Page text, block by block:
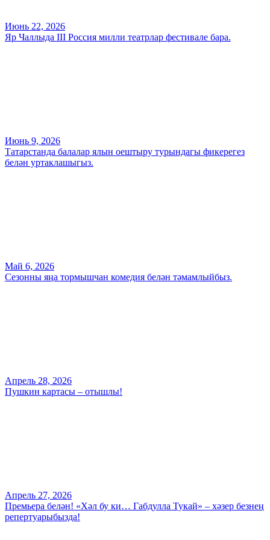
Июнь 22, 2026
Яр Чаллыда III Россия милли театрлар фестивале бара.
Июнь 9, 2026
Татарстанда балалар ялын оештыру турындагы фикерегез
белән уртаклашыгыз.
Май 6, 2026
Сезонны яңа тормышчан комедия белән тәмамлыйбыз.
Апрель 28, 2026
Пушкин картасы – отышлы!
Апрель 27, 2026
Премьера белән! «Хәл бу ки… Габдулла Тукай» – хәзер безнең
репертуарыбызда!